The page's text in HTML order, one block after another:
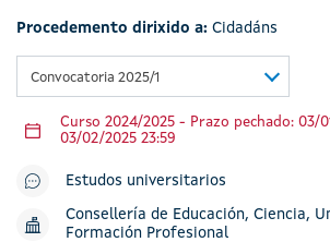
Procedemento dirixido a: Cidadáns
Convocatoria 2025/1
Curso 2024/2025 - Prazo pechado: 03/
03/02/2025 23:59
Estudos universitarios
Consellería de Educación, Ciencia,
Formación Profesional